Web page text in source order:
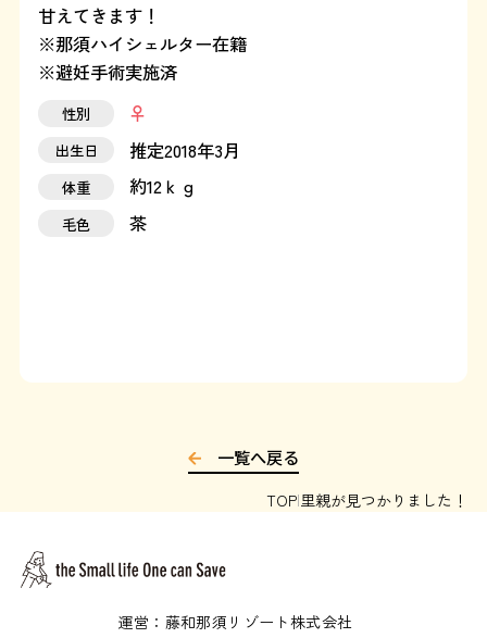
運営：藤和那須リゾート株式会社
甘えてきます！
※那須ハイシェルター在籍
※避妊手術実施済
性別
出生日
推定2018年3月
体重 約12ｋｇ
毛色 茶
一覧へ戻る
TOP 里親が見つかりました！
運営：藤和那須リゾート株式会社